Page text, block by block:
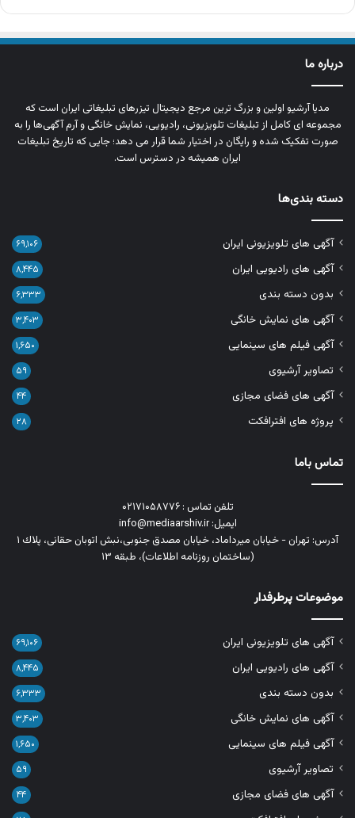
درباره ما
مدیا آرشیو اولین و بزرگ‌ ترین مرجع دیجیتال تیزرهای تبلیغاتی ایران است که
مجموعه‌ ای کامل از تبلیغات تلویزیونی، رادیویی، نمایش خانگی و آرم‌ آگهی‌ها را به‌
صورت تفکیک‌ شده و رایگان در اختیار شما قرار می‌ دهد؛ جایی که تاریخ تبلیغات
ایران همیشه در دسترس است.
دسته بندی‌ها
آگهی های تلویزیونی ایران ۶۹,۱۰۶
آگهی های رادیویی ایران ۸,۴۴۵
بدون دسته بندی ۶,۳۳۳
آگهی های نمایش خانگی ۳,۴۰۳
آگهی فیلم های سینمایی ۱,۶۵۰
تصاویر آرشیوی ۵۹
آگهی های فضای مجازی ۴۴
پروژه های افترافکت ۲۸
تماس باما
تلفن تماس : ۰۲۱۷۱۰۵۸۷۷۶
ایمیل: info@mediaarshiv.ir
آدرس: تهران - خیابان میرداماد، خیابان مصدق جنوبی،نبش اتوبان حقانی، پلاك ١
(ساختمان روزنامه اطلاعات)، طبقه ۱۳
موضوعات پرطرفدار
آگهی های تلویزیونی ایران ۶۹,۱۰۶
آگهی های رادیویی ایران ۸,۴۴۵
بدون دسته بندی ۶,۳۳۳
آگهی های نمایش خانگی ۳,۴۰۳
آگهی فیلم های سینمایی ۱,۶۵۰
تصاویر آرشیوی ۵۹
آگهی های فضای مجازی ۴۴